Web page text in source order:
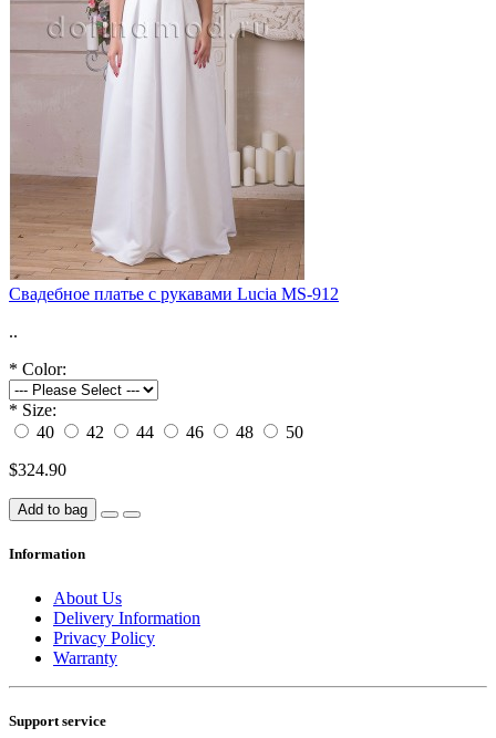
Cвадебное платье с рукавами Lucia MS-912
..
* Color:
* Size:
40
42 44 46 48
50
$324.90
Add to bag
Information
About Us
Delivery Information
Privacy Policy
Warranty
Support service